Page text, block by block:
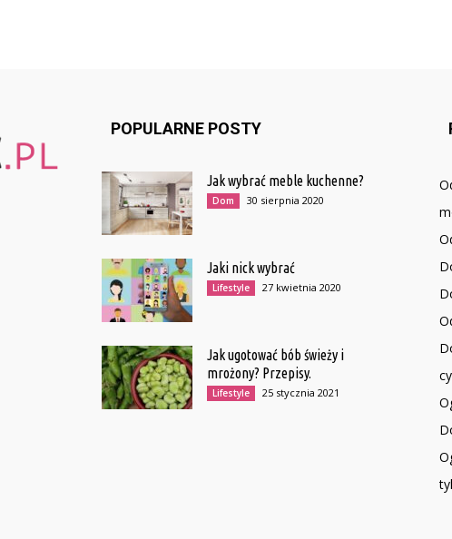
POPULARNE POSTY
Jak wybrać meble kuchenne?
Dom 30 sierpnia 2020
Jaki nick wybrać
Lifestyle 27 kwietnia 2020
Jak ugotować bób świeży i
mrożony? Przepisy.
Lifestyle 25 stycznia 2021